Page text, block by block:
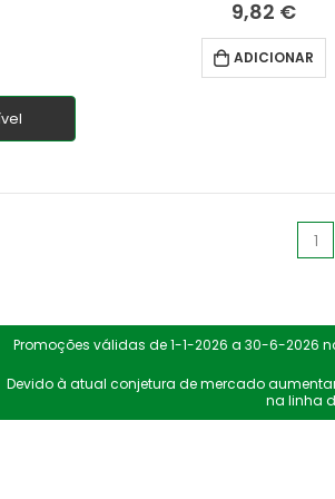
4.67fora de 5
9,82 €
ADICIONAR
1
Promoções válidas de 1-1-2026 a 30-6-2026
Devido à atual conjetura de mercado
na linha